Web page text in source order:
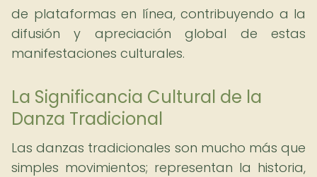
de plataformas en línea, contribuyendo a la
difusión y apreciación global de estas
manifestaciones culturales.
La Significancia Cultural de la
Danza Tradicional
Las danzas tradicionales son mucho más que
simples movimientos; representan la historia,